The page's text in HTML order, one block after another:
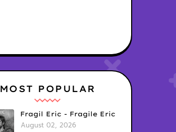
MOST POPULAR
Fragil Eric - Fragile Eric
August 02, 2026